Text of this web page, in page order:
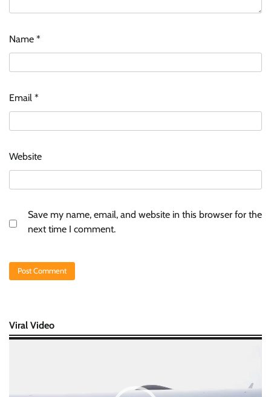
Name *
Email *
Website
Save my name, email, and website in this browser for the
next time I comment.
Viral Video